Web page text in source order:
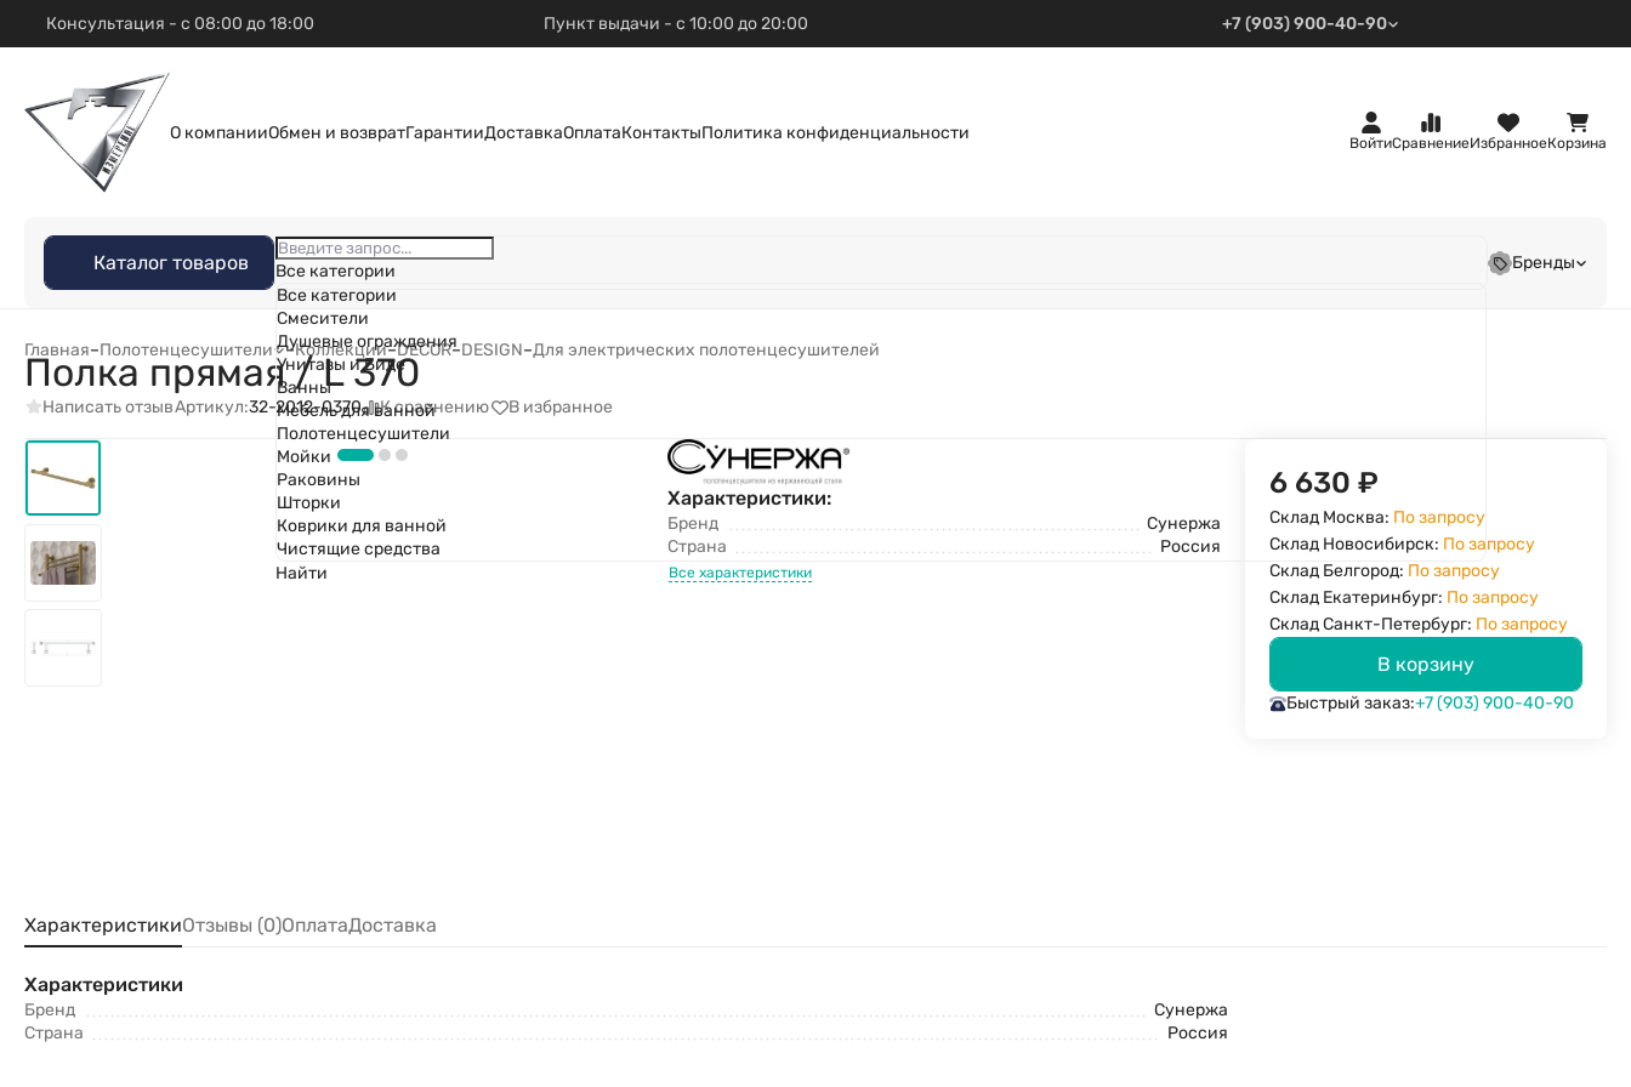
Консультация - с 08:00 до 18:00 Пункт выдачи - с 10:00 до 20:00 +7 (903) 900-40-90
О компанииОбмен и возвратГарантииДоставкаОплатаКонтактыПолитика конфиденциальности
ВойтиСравнениеИзбранноеКорзина
Каталог товаров
Все категории
Все категории
Смесители
Душевые ограждения
Унитазы и Биде
Ванны
Мебель для ванной
Полотенцесушители
Мойки
Раковины
Шторки
Коврики для ванной
Чистящие средства
Найти
Бренды
Главная–Полотенцесушители –Коллекции–DECOR–DESIGN–Для электрических полотенцесушителей
Полка прямая / L 370
Написать отзывАртикул:32-2012-0370 К сравнению В избранное
Характеристики:
Бренд
Сунержа
Страна
Россия
Все характеристики
6 630₽
Склад Москва: По запросу
Склад Новосибирск: По запросу
Склад Белгород: По запросу
Склад Екатеринбург: По запросу
Склад Санкт-Петербург: По запросу
В корзину
Быстрый заказ:+7 (903) 900-40-90
ХарактеристикиОтзывы (0)ОплатаДоставка
Характеристики
Бренд
Сунержа
Страна
Россия